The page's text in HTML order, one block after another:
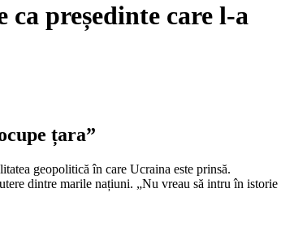
președinte care l-a
țara”
geopolitică în care Ucraina este prinsă.
dintre marile națiuni. „Nu vreau să intru în istorie